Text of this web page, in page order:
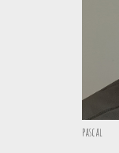
pascal